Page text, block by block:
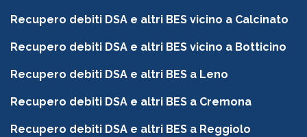
Recupero debiti DSA e altri BES vicino a Calcinato
Recupero debiti DSA e altri BES vicino a Botticino
Recupero debiti DSA e altri BES a Leno
Recupero debiti DSA e altri BES a Cremona
Recupero debiti DSA e altri BES a Reggiolo